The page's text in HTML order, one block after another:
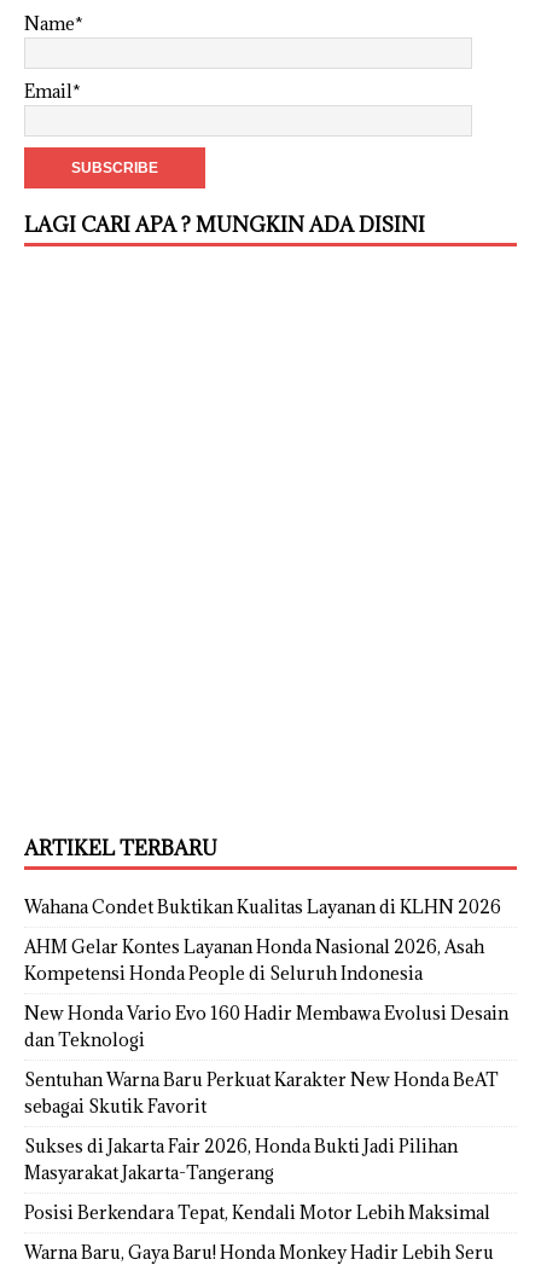
Name*
Email*
LAGI CARI APA ? MUNGKIN ADA DISINI
ARTIKEL TERBARU
Wahana Condet Buktikan Kualitas Layanan di KLHN 2026
AHM Gelar Kontes Layanan Honda Nasional 2026, Asah
Kompetensi Honda People di Seluruh Indonesia
New Honda Vario Evo 160 Hadir Membawa Evolusi Desain
dan Teknologi
Sentuhan Warna Baru Perkuat Karakter New Honda BeAT
sebagai Skutik Favorit
Sukses di Jakarta Fair 2026, Honda Bukti Jadi Pilihan
Masyarakat Jakarta-Tangerang
Posisi Berkendara Tepat, Kendali Motor Lebih Maksimal
Warna Baru, Gaya Baru! Honda Monkey Hadir Lebih Seru